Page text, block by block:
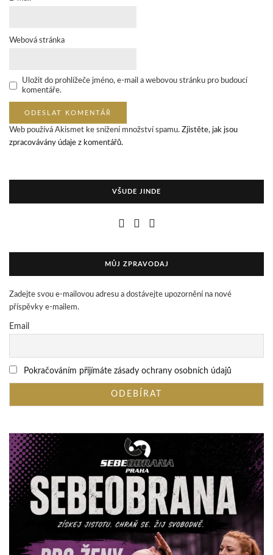
Webová stránka
Uložit do prohlížeče jméno, e-mail a webovou stránku pro budoucí
komentáře.
Web používá Akismet ke snížení množství spamu. Zjistěte, jak jsou
zpracovávány údaje z komentářů.
VŠUDE JINDE
MŮJ ZPRAVODAJ
Zadejte svou e-mailovou adresu a dostávejte upozornění na nové
příspěvky e-mailem.
Email
Pokračováním přijímáte zásady ochrany osobních údajů